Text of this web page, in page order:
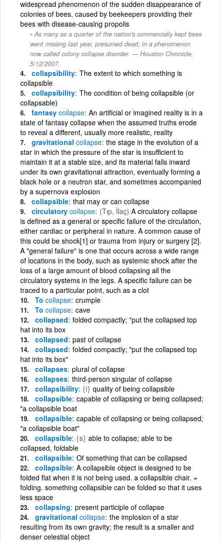
widespread phenomenon of the sudden disappearance of
colonies of bees, caused by beekeepers providing their
bees with disease-causing propolis
As many as a quarter of the nation's commercially kept bees
went missing last year, presumed dead, in a phenomenon
now called colony collapse disorder. — Houston Chronicle,
5/12/2007.
collapsibility The extent to which something is
collapsible
collapsibility The condition of being collapsible (or
collapsable)
fantasy collapse An artificial or imagined reality is in a
state of fantasy collapse when the assumed truths erode
to reveal a different, usually more realistic, reality
gravitational collapse the stage in the evolution of a
star in which the pressure of the star is insufficient to
maintain it at a stable size, and its material falls inward
under its own gravitational attraction, eventually forming a
black hole or a neutron star, and sometimes accompanied
by a supernova explosion
collapsible that may or can collapse
circulatory collapse (Tıp, İlaç) A circulatory collapse
is defined as a general or specific failure of the circulation,
either cardiac or peripheral in nature. A common cause of
this could be shock[1] or trauma from injury or surgery [2].
A "general failure" is one that occurs across a wide range
of locations in the body, such as systemic shock after the
loss of a large amount of blood collapsing all the
circulatory systems in the legs. A specific failure can be
traced to a particular point, such as a clot
To collapse crumple
To collapse cave
collapsed folded compactly; "put the collapsed top
hat into its box
collapsed past of collapse
collapsed folded compactly; "put the collapsed top
hat into its box"
collapses plural of collapse
collapses third-person singular of collapse
collapsibility {i} quality of being collapsible
collapsible capable of collapsing or being collapsed;
"a collapsible boat
collapsible capable of collapsing or being collapsed;
"a collapsible boat"
collapsible {s} able to collapse; able to be
collapsed, foldable
collapsible Of something that can be collapsed
collapsible A collapsible object is designed to be
folded flat when it is not being used. a collapsible chair. =
folding. something collapsible can be folded so that it uses
less space
collapsing present participle of collapse
gravitational collapse the implosion of a star
resulting from its own gravity; the result is a smaller and
denser celestial object